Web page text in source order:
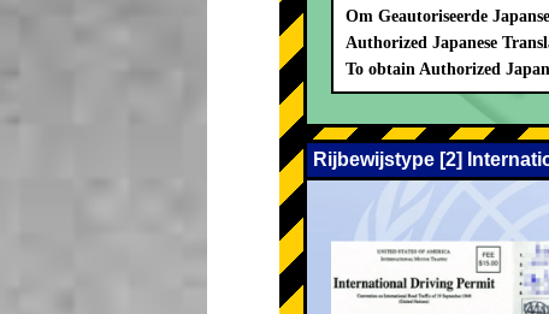
Om Geautoriseerde
Authorized Japanese
To obtain Authorized
Rijbewijstype [2]